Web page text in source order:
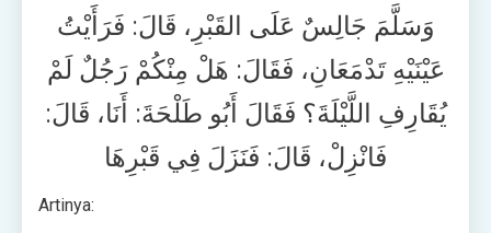
وَسَلَّمَ جَالِسٌ عَلَى القَبْرِ، قَالَ: فَرَأَيْتُ
عَيْنَيْهِ تَدْمَعَانِ، فَقَالَ: هَلْ مِنْكُمْ رَجُلٌ لَمْ
يُقَارِفِ اللَّيْلَةَ؟ فَقَالَ أَبُو طَلْحَةَ: أَنَا، قَالَ:
فَانْزِلْ، قَالَ: فَنَزَلَ فِي قَبْرِهَا
Artinya: